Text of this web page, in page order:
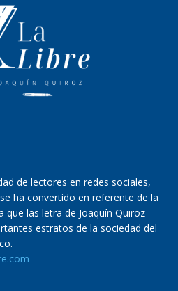
de lectores en redes sociales,
ha convertido en referente de la
que las letra de Joaquín Quiroz
estratos de la sociedad del